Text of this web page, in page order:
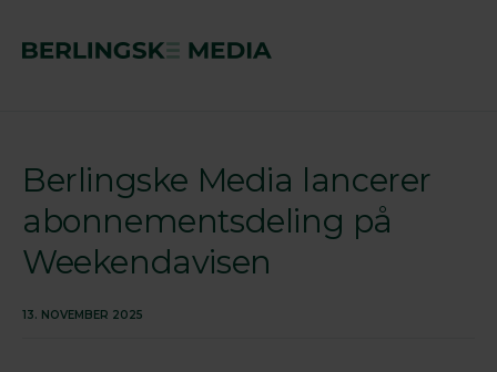
Berlingske Media lancerer
abonnementsdeling på
Weekendavisen
13. NOVEMBER 2025